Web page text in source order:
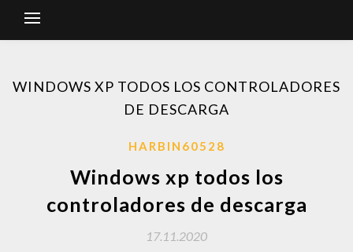
WINDOWS XP TODOS LOS CONTROLADORES
DE DESCARGA
HARBIN60528
Windows xp todos los
controladores de descarga
17.11.2020